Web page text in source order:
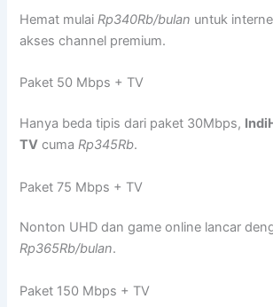
Hemat mulaiRp340Rb/bulan untuk
akses channel premium.
Paket 50 Mbps + TV
Hanya beda tipis dari paket 30Mbps,
TV cumaRp345Rb.
Paket 75 Mbps + TV
Nonton UHD dan game online lancar
Rp365Rb/bulan.
Paket 150 Mbps + TV